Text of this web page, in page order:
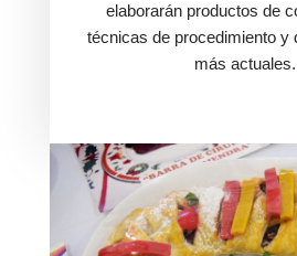
elaborarán productos de
técnicas de procedimiento y
más actuales.